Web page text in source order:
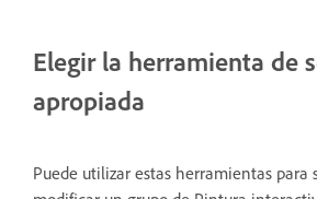
Elegir la herramienta de
apropiada
Puede utilizar estas herramientas para